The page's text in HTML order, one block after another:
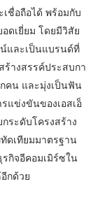
ชื่อถือได้ พร้อมกับ
ดเยี่ยม โดยมีวิสัย
และเป็นแบรนด์ที่
ร้างสรรค์ประสบกา
คน และมุ่งเป็นฟัน
แข่งขันของเอสเอ็
ระดับโครงสร้าง
ดเทียมมาตรฐาน
กิจอีคอมเมิร์ซใน
กด้วย